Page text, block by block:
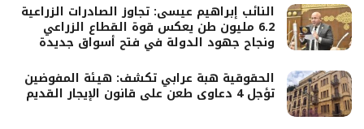
النائب إبراهيم عيسى: تجاوز الصادرات الزراعية
6.2 مليون طن يعكس قوة القطاع الزراعي
ونجاح جهود الدولة في فتح أسواق جديدة
الحقوقية هبة عرابي تكشف: هيئة المفوضين
تؤجل 4 دعاوى طعن على قانون الإيجار القديم